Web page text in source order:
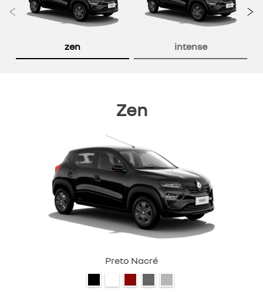
zen intense
Anterior
Zen
Preto Nacré